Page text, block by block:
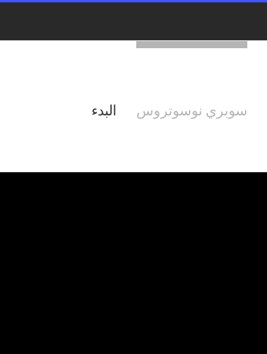
البدء سوبري نوسوتروس